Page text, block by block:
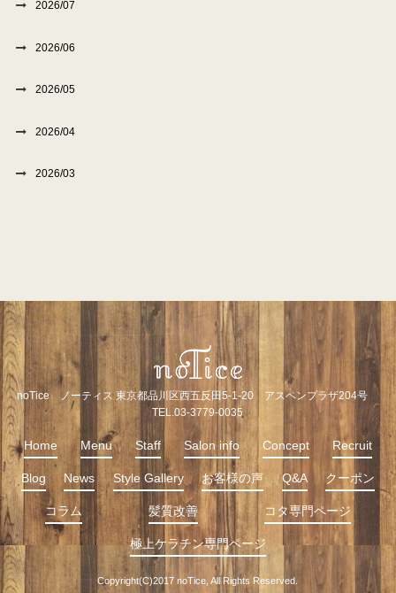
2026/07
2026/06
2026/05
2026/04
2026/03
noTice ノーティス 東京都品川区西五反田5-1-20 アスペンプラザ204号
TEL.03-3779-0035
Home Menu Staff Salon info Concept Recruit
Blog News Style Gallery お客様の声 Q&A クーポン
コラム 髪質改善 コタ専門ページ
極上ケラチン専門ページ
Copyright(C)2017 noTice, All Rights Reserved.